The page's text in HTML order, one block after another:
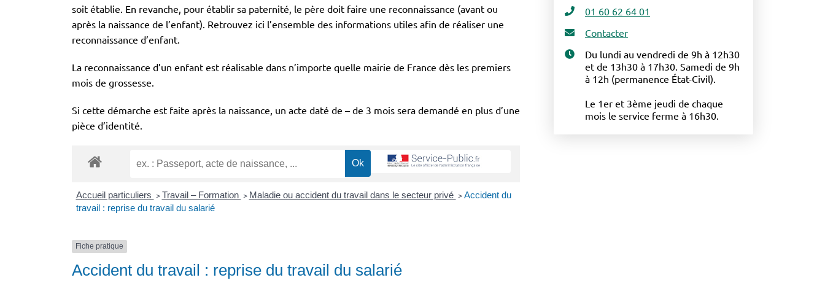
soit établie. En revanche, pour établir sa paternité, le père doit faire une reconnaissance (avant ou
après la naissance de l’enfant). Retrouvez ici l’ensemble des informations utiles afin de réaliser une
reconnaissance d’enfant.
La reconnaissance d’un enfant est réalisable dans n’importe quelle mairie de France dès les premiers
mois de grossesse.
Si cette démarche est faite après la naissance, un acte daté de – de 3 mois sera demandé en plus d’une
pièce d’identité.
Accueil particuliers > Travail – Formation > Maladie ou accident du travail dans le secteur privé > Accident du
travail : reprise du travail du salarié
Fiche pratique
Accident du travail : reprise du travail du salarié
01 60 62 64 01
Contacter
Du lundi au vendredi de 9h à 12h30
et de 13h30 à 17h30. Samedi de 9h
à 12h (permanence État-Civil).
Le 1er et 3ème jeudi de chaque
mois le service ferme à 16h30.